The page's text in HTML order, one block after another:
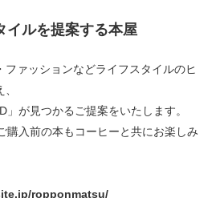
イルを提案する本屋
ァッションなどライフスタイルのヒ
」が見つかるご提案をいたします。
購入前の本もコーヒーと共にお楽しみ
ropponmatsu/